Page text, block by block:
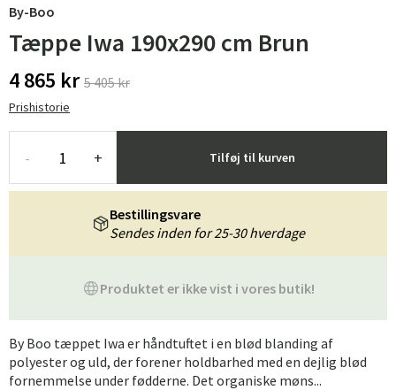
By-Boo
Tæppe Iwa 190x290 cm Brun
4 865 kr 5 405 kr
Prishistorie
- + Tilføj til kurven
Produktet er ikke vist i vores butik!
Bestillingsvare
Sendes inden for 25-30 hverdage
By Boo tæppet Iwa er håndtuftet i en blød blanding af
polyester og uld, der forener holdbarhed med en dejlig blød
fornemmelse under fødderne. Det organiske møns...